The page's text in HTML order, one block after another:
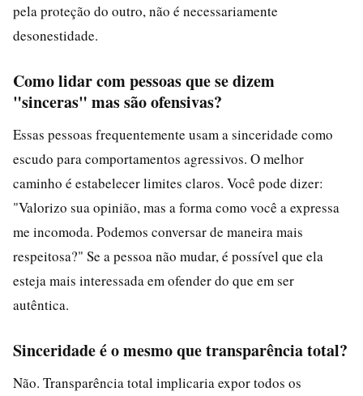
pela proteção do outro, não é necessariamente
desonestidade.
Como lidar com pessoas que se dizem
"sinceras" mas são ofensivas?
Essas pessoas frequentemente usam a sinceridade como
escudo para comportamentos agressivos. O melhor
caminho é estabelecer limites claros. Você pode dizer:
"Valorizo sua opinião, mas a forma como você a expressa
me incomoda. Podemos conversar de maneira mais
respeitosa?" Se a pessoa não mudar, é possível que ela
esteja mais interessada em ofender do que em ser
autêntica.
Sinceridade é o mesmo que transparência total?
Não. Transparência total implicaria expor todos os